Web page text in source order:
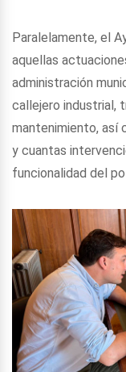
Paralelamente, el
aquellas
administración
callejero industrial,
mantenimiento, así
y cuantas
funcionalidad del